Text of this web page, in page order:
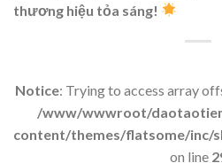
thương hiệu tỏa sáng!
Notice: Trying to access array
/www/wwwroot/
content/themes/flatsome/inc/
on line